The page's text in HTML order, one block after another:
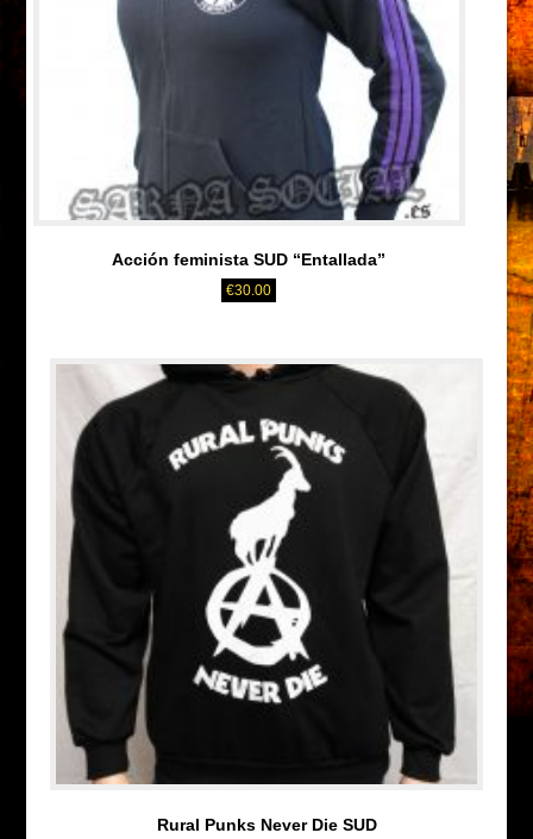
Acción feminista SUD “Entallada”
€30.00
Rural Punks Never Die SUD